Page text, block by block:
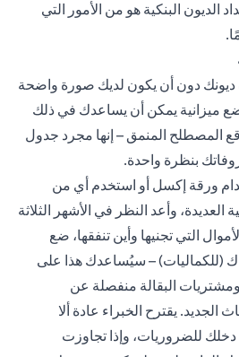
الديون البنكية هو من الأمور التي
ديونك دون أن يكون لديك صورة واضحة
ميزانية يمكن أن يساعدك في ذلك
المصطلح المنمق – إنها مجرد جدول
بنظرة واحدة.
ورقة إكسل أو استخدم أي من
العديدة، وأعد النظر في الأشهر الثلاثة
التي تجنيها وأين تنفقها، ضع
– سيُساعدك هذا على
ومشتريات البقالة منفصلة عن
الجديد. يقترح الخبراء عادة ألا
من 50% من دخلك للضروريات، وإذا تجاوزت